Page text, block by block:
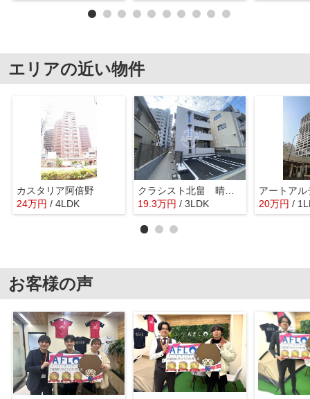
エリアの近い物件
カスタリア阿倍野
24万円 / 4LDK
クラシスト北畠 晴明丘小学校区
19.3万円 / 3LDK
アートアル
20万円 /
お客様の声